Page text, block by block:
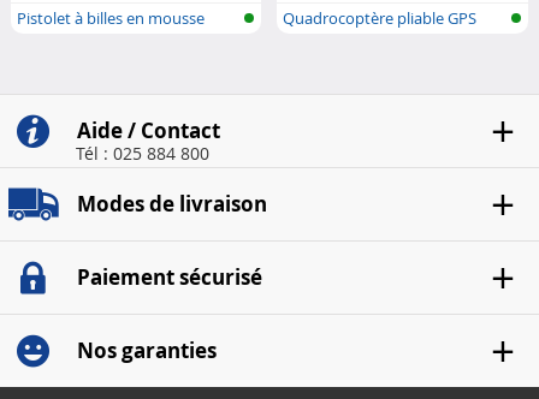
Pistolet à billes en mousse
Quadrocoptère pliable GPS
Aide / Contact
Tél : 025 884 800
Modes de livraison
Paiement sécurisé
Nos garanties